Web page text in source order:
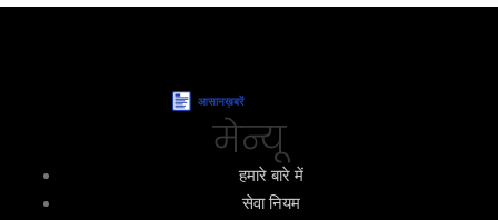
मेन्यू
हमारे बारे में
सेवा नियम